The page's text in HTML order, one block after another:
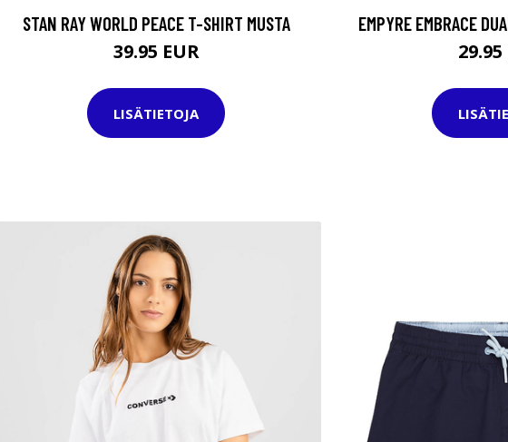
STAN RAY WORLD PEACE T-SHIRT MUSTA
39.95 EUR
LISÄTIETOJA
EMPYRE EMBRACE
29.95